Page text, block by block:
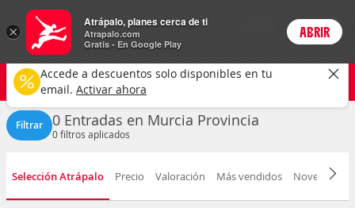
Entradas Precios enPeso
ARSCambiar moneda
Login
Murcia provincia
Cualquier tipo Cualquier fecha
CAMBIAR
Filtrar 0 Entradas en Murcia Provincia
0filtros aplicados
Selección Atrápalo Precio Valoración Más vendidos Novedad
×
Atrápalo, planes cerca de ti
Atrapalo.com
Gratis - En Google Play
ABRIR
Accede a descuentos solo disponibles en tu
email. Activar ahora